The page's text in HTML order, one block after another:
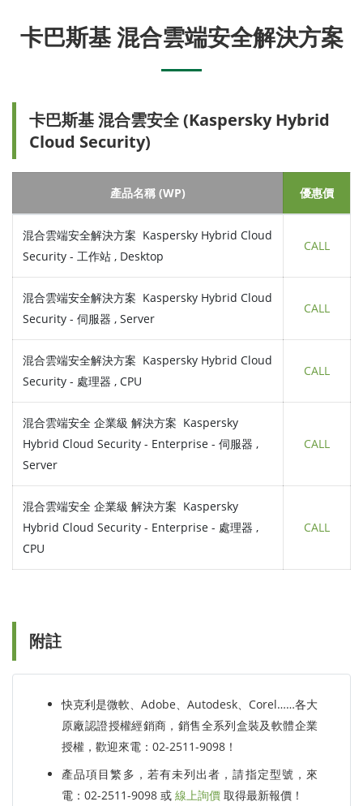
卡巴斯基 混合雲端安全解決方案
卡巴斯基 混合雲安全 (Kaspersky Hybrid
Cloud Security)
產品名稱 (WP) 優惠價
混合雲端安全解決方案 Kaspersky Hybrid Cloud
Security - 工作站 , Desktop
CALL
混合雲端安全解決方案 Kaspersky Hybrid Cloud
Security - 伺服器 , Server
CALL
混合雲端安全解決方案 Kaspersky Hybrid Cloud
Security - 處理器 , CPU
CALL
混合雲端安全 企業級 解決方案 Kaspersky
Hybrid Cloud Security - Enterprise - 伺服器 ,
Server
CALL
混合雲端安全 企業級 解決方案 Kaspersky
Hybrid Cloud Security - Enterprise - 處理器 ,
CPU
CALL
附註
快克利是微軟、Adobe、Autodesk、Corel……各大
原廠認證授權經銷商，銷售全系列盒裝及軟體企業
授權，歡迎來電：02-2511-9098！
產品項目繁多，若有未列出者，請指定型號，來
電：02-2511-9098 或 線上詢價 取得最新報價！